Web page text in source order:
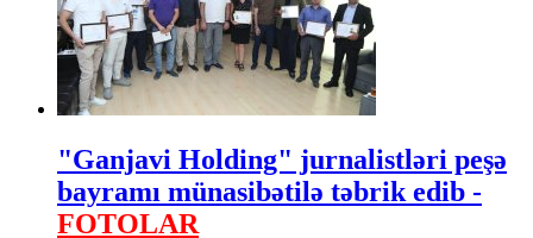
"Ganjavi Holding" jurnalistləri peşə
bayramı münasibətilə təbrik edib -
FOTOLAR